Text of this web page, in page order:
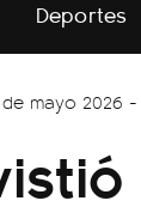
Deportes
mayo 2026 -